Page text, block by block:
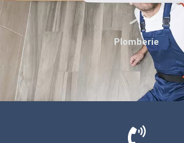
Plomberie